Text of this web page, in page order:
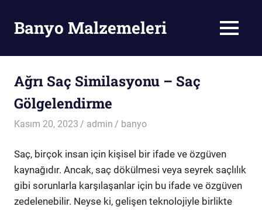
contentBanyo Malzemeleri MENU
Ağrı Saç Similasyonu – Saç
Gölgelendirme
Kasım 20, 2023 admin banyo
Saç, birçok insan için kişisel bir ifade ve özgüven
kaynağıdır. Ancak, saç dökülmesi veya seyrek saçlılık
gibi sorunlarla karşılaşanlar için bu ifade ve özgüven
zedelenebilir. Neyse ki, gelişen teknolojiyle birlikte